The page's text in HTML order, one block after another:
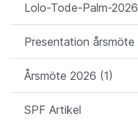
Lolo-Tode-Palm-
Presentation årsmöte
Årsmöte 2026 (1)
SPF Artikel